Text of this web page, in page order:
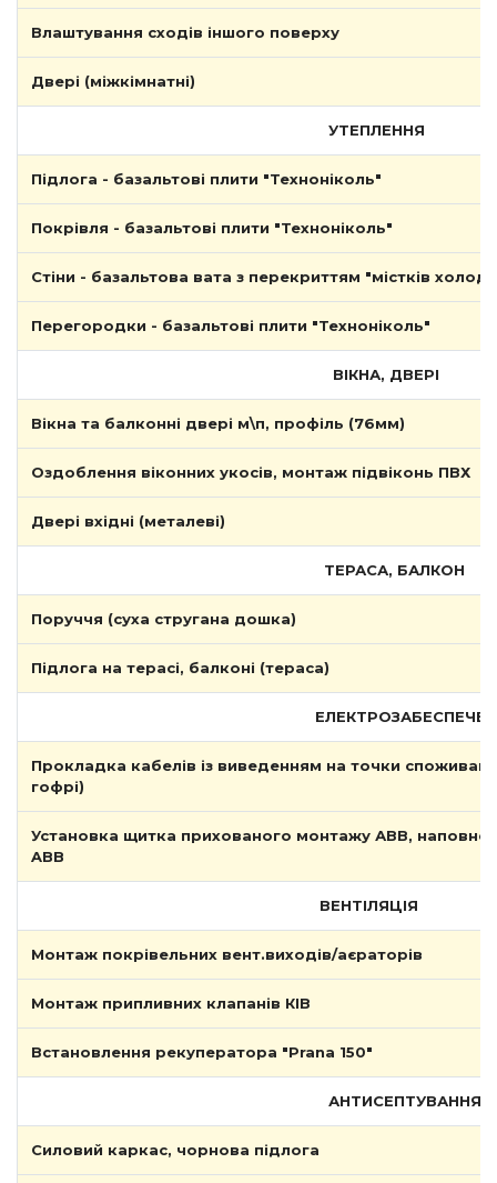
Влаштування сходів іншого поверху
Двері (міжкімнатні)
УТЕПЛЕННЯ
Підлога - базальтові плити "Техноніколь"
Покрівля - базальтові плити "Техноніколь"
Стіни - базальтова вата з перекриттям "містків
Перегородки - базальтові плити "Техноніколь"
ВІКНА, ДВЕРІ
Вікна та балконні двері м\п, профіль (76мм)
Оздоблення віконних укосів, монтаж підвіконь ПВХ
Двері вхідні (металеві)
ТЕРАСА, БАЛКОН
Поруччя (суха стругана дошка)
Підлога на терасі, балконі (тераса)
Прокладка кабелів із виведенням на точки
гофрі)
Установка щитка прихованого монтажу АВВ,
ABB
ВЕНТІЛЯЦІЯ
Монтаж покрівельних вент.виходів/аєраторів
Монтаж припливних клапанів КІВ
Встановлення рекуператора "Prana 150"
АНТИСЕПТУВАННЯ,
Силовий каркас, чорнова підлога